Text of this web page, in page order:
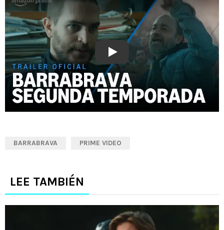
Play
BARRABRAVA PRIME VIDEO
LEE TAMBIÉN